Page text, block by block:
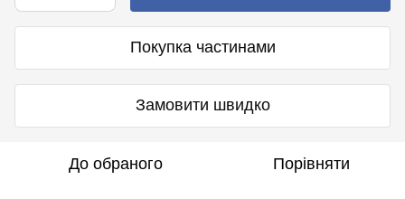
Покупка частинами
Замовити швидко
До обраного Порівняти